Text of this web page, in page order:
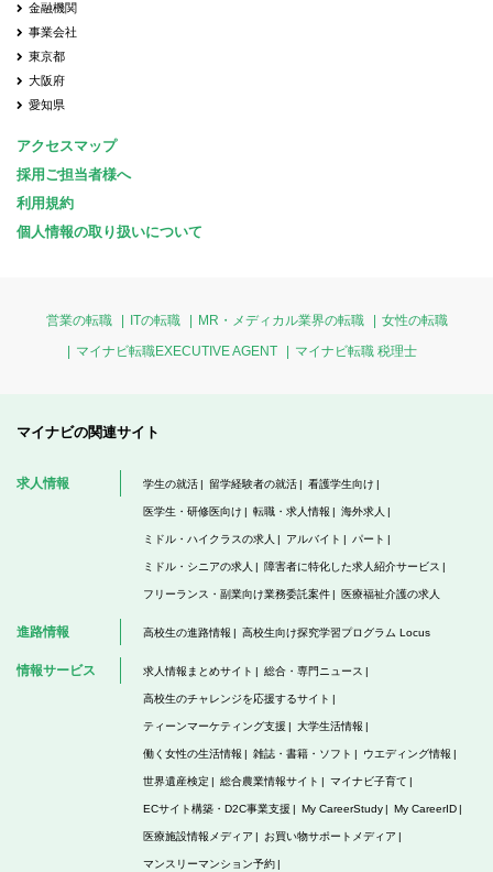
金融機関
事業会社
東京都
大阪府
愛知県
アクセスマップ
採用ご担当者様へ
利用規約
個人情報の取り扱いについて
営業の転職 ITの転職 MR・メディカル業界の転職
女性の転職
マイナビ転職EXECUTIVE AGENT
マイナビ転職 税理士
マイナビの関連サイト
求人情報 学生の就活 留学経験者の就活 看護学生向け
医学生・研修医向け 転職・求人情報 海外求人
ミドル・ハイクラスの求人 アルバイト パート
ミドル・シニアの求人 障害者に特化した求人紹介サービス
フリーランス・副業向け業務委託案件 医療福祉介護の求人
進路情報 高校生の進路情報 高校生向け探究学習プログラム Locus
情報サービス 求人情報まとめサイト 総合・専門ニュース
高校生のチャレンジを応援するサイト
ティーンマーケティング支援 大学生活情報
働く女性の生活情報 雑誌・書籍・ソフト ウエディング情報
世界遺産検定 総合農業情報サイト マイナビ子育て
ECサイト構築・D2C事業支援 My CareerStudy My CareerID
医療施設情報メディア お買い物サポートメディア
マンスリーマンション予約